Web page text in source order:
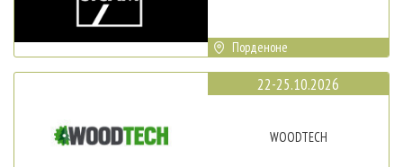
Порденоне
22-25.10.2026
WOODTECH